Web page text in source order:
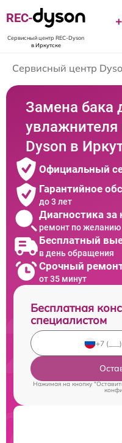
REC-
Сервисный центр REC-Dyson
в Иркутске
Сервисный центр
Замена бака
увлажнителя
Dyson в
Официальный
Гарантийное
до 3 лет
Диагностика за
ремонт по желанию
Бесплатный
в день обращения
Срочный
от 35 минут
Бесплатная
специалистом
Нажимая на кнопку